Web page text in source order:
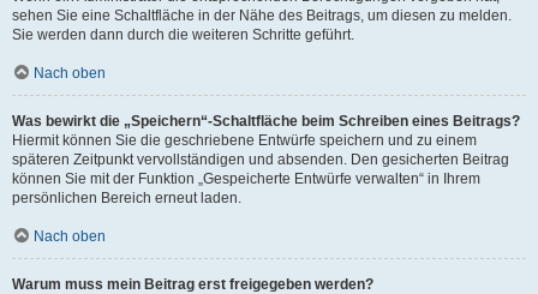
sehen Sie eine Schaltfläche in der Nähe des Beitrags, um diesen zu melden.
Sie werden dann durch die weiteren Schritte geführt.
Nach oben
Was bewirkt die „Speichern“-Schaltfläche beim Schreiben eines Beitrags?
Hiermit können Sie die geschriebene Entwürfe speichern und zu einem
späteren Zeitpunkt vervollständigen und absenden. Den gesicherten Beitrag
können Sie mit der Funktion „Gespeicherte Entwürfe verwalten“ in Ihrem
persönlichen Bereich erneut laden.
Nach oben
Warum muss mein Beitrag erst freigegeben werden?